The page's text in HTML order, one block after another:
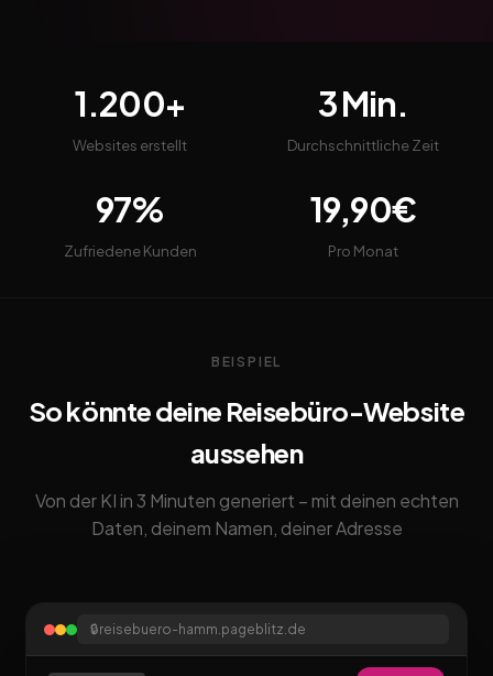
1.200+
Websites erstellt
3 Min.
Durchschnittliche Zeit
97%
Zufriedene Kunden
19,90€
Pro Monat
BEISPIEL
So könnte deine Reisebüro-Website
aussehen
Von der KI in 3 Minuten generiert – mit deinen echten
Daten, deinem Namen, deiner Adresse
🔒reisebuero-hamm.pageblitz.de